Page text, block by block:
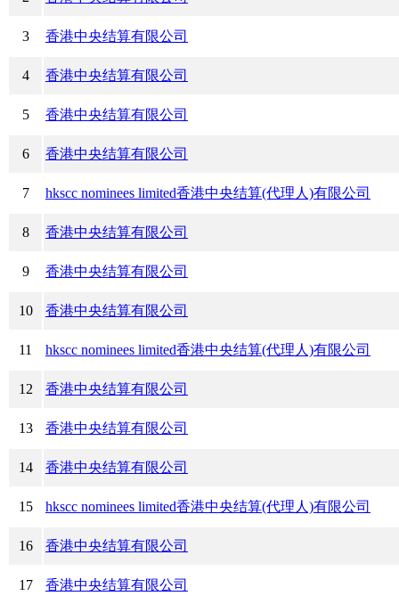
3 香港中央结算有限公司
4 香港中央结算有限公司
5 香港中央结算有限公司
6 香港中央结算有限公司
7 hkscc nominees limited香港中央结算(代理人)有限公司
8 香港中央结算有限公司
9 香港中央结算有限公司
10 香港中央结算有限公司
11 hkscc nominees limited香港中央结算(代理人)有限公司
12 香港中央结算有限公司
13 香港中央结算有限公司
14 香港中央结算有限公司
15 hkscc nominees limited香港中央结算(代理人)有限公司
16 香港中央结算有限公司
17 香港中央结算有限公司